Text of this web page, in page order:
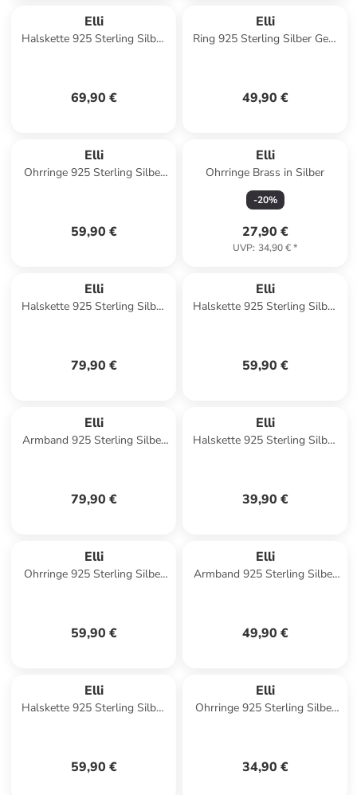
Elli
Halskette 925 Sterling Silber
69,90 €
Elli
Ring 925 Sterling Silber Geo,
49,90 €
Elli
Ohrringe 925 Sterling Silber
59,90 €
Elli
Ohrringe Brass in Silber
-20%
27,90 €
UVP: 34,90 €*
Elli
Halskette 925 Sterling Silber
79,90 €
Elli
Halskette 925 Sterling Silber
59,90 €
Elli
Armband 925 Sterling Silber
79,90 €
Elli
Halskette 925 Sterling Silber
39,90 €
Elli
Ohrringe 925 Sterling Silber
59,90 €
Elli
Armband 925 Sterling Silber
49,90 €
Elli
Halskette 925 Sterling Silber
59,90 €
Elli
Ohrringe 925 Sterling Silber
34,90 €